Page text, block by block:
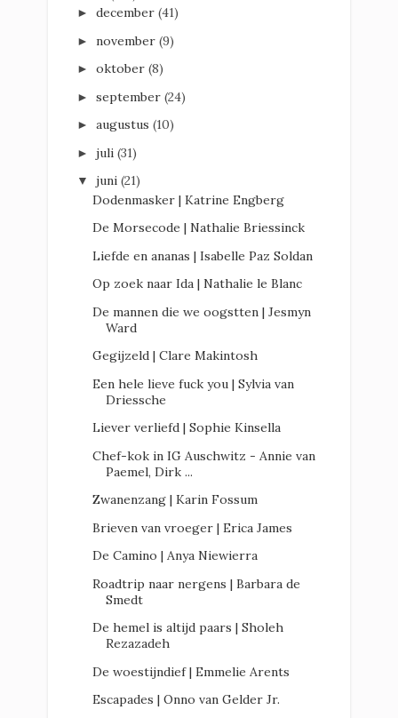
► december (41)
► november (9)
► oktober (8)
► september (24)
► augustus (10)
► juli (31)
▼ juni (21)
Dodenmasker | Katrine Engberg
De Morsecode | Nathalie Briessinck
Liefde en ananas | Isabelle Paz Soldan
Op zoek naar Ida | Nathalie le Blanc
De mannen die we oogstten | Jesmyn
Ward
Gegijzeld | Clare Makintosh
Een hele lieve fuck you | Sylvia van
Driessche
Liever verliefd | Sophie Kinsella
Chef-kok in IG Auschwitz - Annie van
Paemel, Dirk ...
Zwanenzang | Karin Fossum
Brieven van vroeger | Erica James
De Camino | Anya Niewierra
Roadtrip naar nergens | Barbara de
Smedt
De hemel is altijd paars | Sholeh
Rezazadeh
De woestijndief | Emmelie Arents
Escapades | Onno van Gelder Jr.